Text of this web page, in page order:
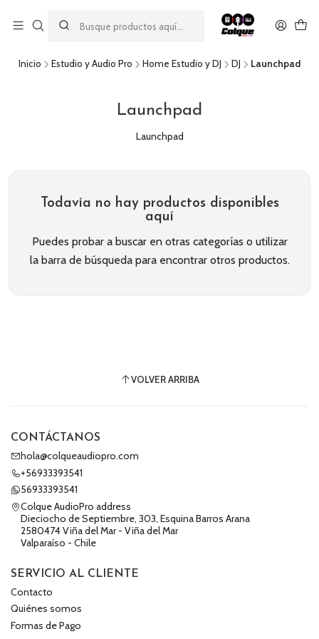
descuento por pago con transferencia bancaria
por una compra mínima de $49.990. Este descuento no es
acumulable a otras promociones ni aplicable a gastos de envío.
Inicio Estudio y Audio Pro Home Estudio y DJ DJ Launchpad
Launchpad
Launchpad
Todavía no hay productos disponibles
aquí
Puedes probar a buscar en otras categorías o utilizar
la barra de búsqueda para encontrar otros productos.
VOLVER ARRIBA
CONTÁCTANOS
hola@colqueaudiopro.com
+56933393541
56933393541
Colque AudioPro address
Dieciocho de Septiembre, 303, Esquina Barros Arana
2580474 Viña del Mar - Viña del Mar
Valparaíso - Chile
SERVICIO AL CLIENTE
Contacto
Quiénes somos
Formas de Pago